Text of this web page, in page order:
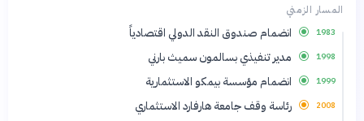
المسار الزمني
1983 انضمام صندوق النقد الدولي اقتصادياً
1998 مدير تنفيذي بسالمون سميث بارني
1999 انضمام مؤسسة بيمكو الاستثمارية
2008 رئاسة وقف جامعة هارفارد الاستثماري